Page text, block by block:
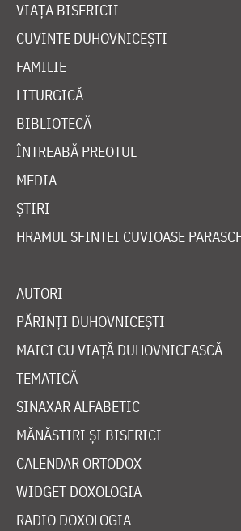
VIAȚA BISERICII
CUVINTE DUHOVNICEȘTI
FAMILIE
LITURGICĂ
BIBLIOTECĂ
ÎNTREABĂ PREOTUL
MEDIA
ȘTIRI
HRAMUL SFINTEI CUVIOASE
AUTORI
PĂRINȚI DUHOVNICEȘTI
MAICI CU VIAȚĂ DUHOVNICEASCĂ
TEMATICĂ
SINAXAR ALFABETIC
MĂNĂSTIRI ȘI BISERICI
CALENDAR ORTODOX
WIDGET DOXOLOGIA
RADIO DOXOLOGIA